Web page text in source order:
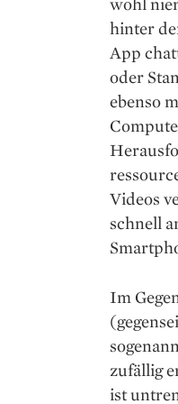
hinter
App
oder
ebenso
Videos
schnell
Im
zufällig
ist